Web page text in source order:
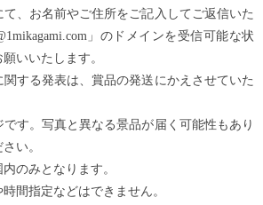
て、お名前やご住所をご記入してご返信いた
」のドメインを受信可能な状
いいたします。
する発表は、賞品の発送にかえさせていた
す。写真と異なる景品が届く可能性もあり
い。
のみとなります。
間指定などはできません。